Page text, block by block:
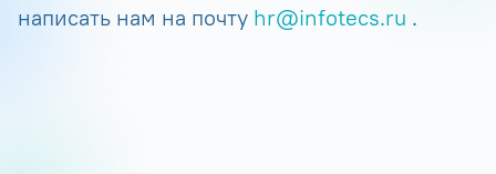
написать нам на почту hr@infotecs.ru .